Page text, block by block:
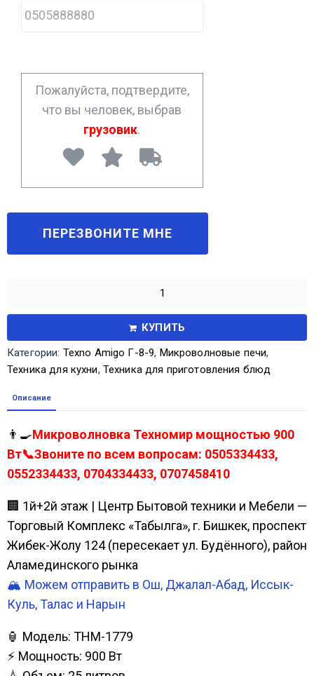
h
o
*
Пожалуйста, подтвердите,
что вы человек, выбрав
грузовик.
КУПИТЬ
Категории: Texno Amigo Г-8-9, Микроволновые печи,
Техника для кухни, Техника для приготовления блюд
Описание
👨‍🍳Микроволновка Техномир мощностью 900
Вт📞Звоните по всем вопросам: 0505334433,
0552334433, 0704334433, 0707458410
🏢 1й+2й этаж | Центр Бытовой техники и Мебели —
Торговый Комплекс «Табылга», г. Бишкек, проспект
Жибек-Жолу 124 (пересекает ул. Будённого), район
Аламединского рынка
🏔️ Можем отправить в Ош, Джалал-Абад, Иссык-
Куль, Талас и Нарын
🏮 Модель: THM-1779
⚡ Мощность: 900 Вт